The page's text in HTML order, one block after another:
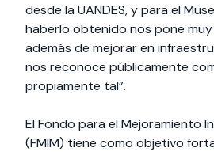
desde la UANDES, y para el
haberlo obtenido nos pone muy
además de mejorar en
nos reconoce públicamente
propiamente tal”.
El Fondo para el Mejoramiento
(FMIM) tiene como objetivo